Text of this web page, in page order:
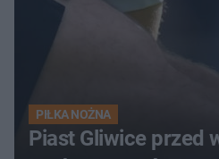
PIŁKA NOŻNA
Piast Gliwice przed